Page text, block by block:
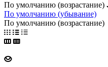
По умолчанию (возрастание)
По умолчанию (убывание)
По умолчанию (возрастание)